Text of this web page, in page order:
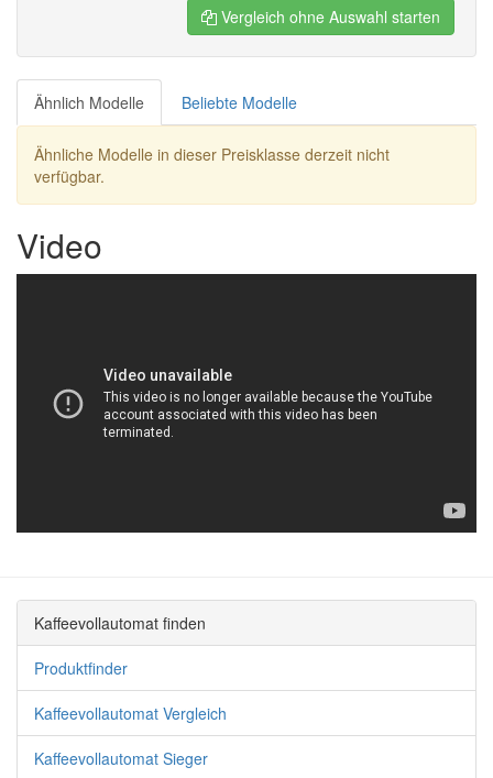
Vergleich ohne Auswahl starten
Ähnlich Modelle Beliebte Modelle
Ähnliche Modelle in dieser Preisklasse derzeit nicht
verfügbar.
Video
Kaffeevollautomat finden
Produktfinder
Kaffeevollautomat Vergleich
Kaffeevollautomat Sieger